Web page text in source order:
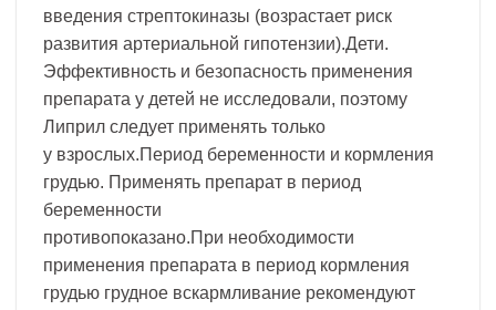
введения стрептокиназы (возрастает риск
развития артериальной гипотензии).Дети.
Эффективность и безопасность применения
препарата у детей не исследовали, поэтому
Липрил следует применять только
у взрослых.Период беременности и кормления
грудью. Применять препарат в период
беременности
противопоказано.При необходимости
применения препарата в период кормления
грудью грудное вскармливание рекомендуют